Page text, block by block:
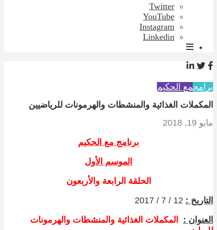
Twitter
YouTube
Instagram
Linkedin
برامجمع الحكيم
المكملات الغذائية والمنشطات والهرمونات للرياضيين
مايو 19, 2018
برنامج مع الحكيم
الموسم الأول
الحلقة الرابعة والأربعون
التاريخ :
العنوان :
المكملات الغذائية والمنشطات والهرمونات